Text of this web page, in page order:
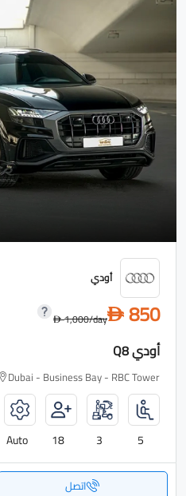
أودي
D 850
D1,000/day
أودي Q8
Dubai - Business Bay - RBC Tower
5
3
18
Auto
اتصل